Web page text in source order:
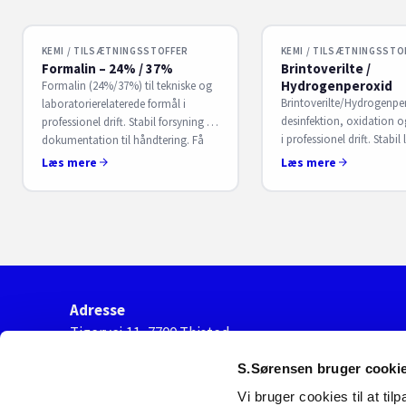
S.Sørensen bruger
Vi bruger cookies til at
KEMI / TILSÆTNINGSSTOFFER
Formalin – 24% / 37%
Formalin (24%/37%) til tekniske og
laboratorierelaterede formål i
professionel drift. Stabil forsyning og
dokumentation til håndtering. Få
B2B-aftale hos S. Sørensen.
Læs mere
KEMI /
Brintoverilte /
Hydrogenperoxid
Brintoverilte/
desinfektion, oxidation
i professionel drift. Stabil
og dokumentation. Få
Læs mere
Adresse
Tigervej 11, 7700 Thisted